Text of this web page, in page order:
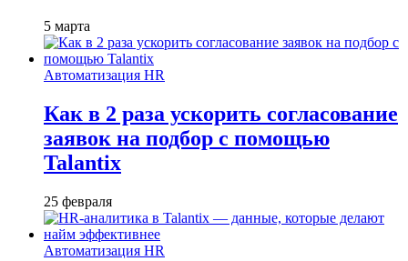
5 марта
Автоматизация HR
Как в 2 раза ускорить согласование
заявок на подбор с помощью
Talantix
25 февраля
Автоматизация HR